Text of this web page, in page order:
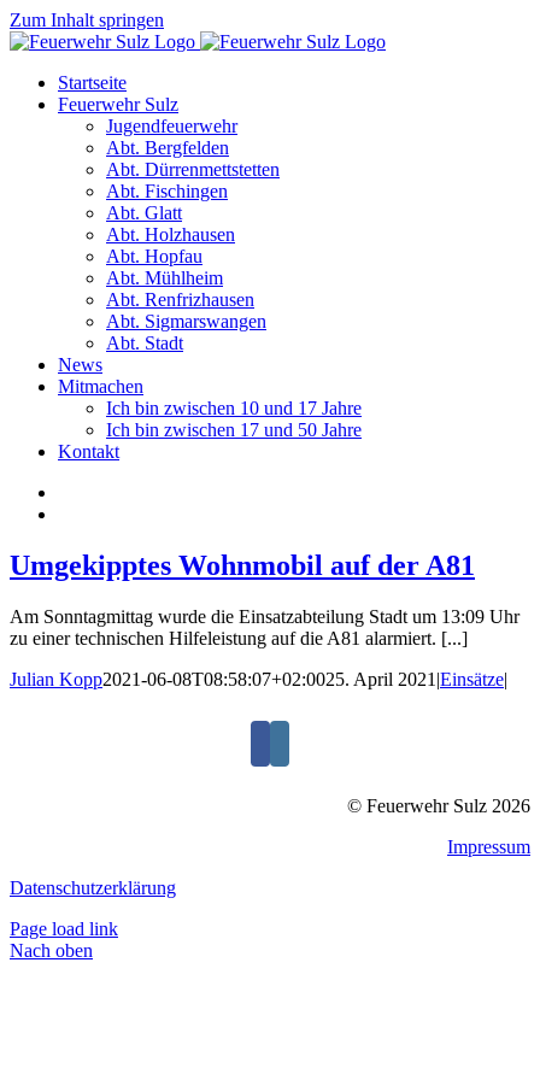
Zum Inhalt springen
Startseite
Feuerwehr Sulz
Jugendfeuerwehr
Abt. Bergfelden
Abt. Dürrenmettstetten
Abt. Fischingen
Abt. Glatt
Abt. Holzhausen
Abt. Hopfau
Abt. Mühlheim
Abt. Renfrizhausen
Abt. Sigmarswangen
Abt. Stadt
News
Mitmachen
Ich bin zwischen 10 und 17 Jahre
Ich bin zwischen 17 und 50 Jahre
Kontakt
Umgekipptes Wohnmobil auf der A81
Am Sonntagmittag wurde die Einsatzabteilung Stadt um 13:09 Uhr
zu einer technischen Hilfeleistung auf die A81 alarmiert. [...]
Julian Kopp2021-06-08T08:58:07+02:0025. April 2021 |Einsätze|
© Feuerwehr Sulz 2026
Impressum
Datenschutzerklärung
Page load link
Nach oben